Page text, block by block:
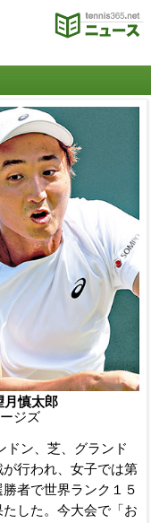
月慎太郎
ジズ
ドン、芝、グランド
行われ、女子では第
勝者で世界ランク１５
した。今大会で「お